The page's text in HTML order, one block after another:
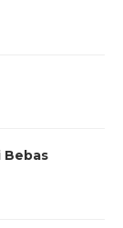
Bebas